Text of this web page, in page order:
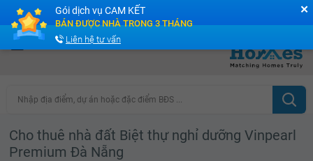
Cộng đồng Môi giới bPRO
Nhập địa điểm, dự án hoặc đặc điểm BĐS ...
Cho thuê nhà đất Biệt thự nghỉ dưỡng Vinpearl
Premium Đà Nẵng
✕
Gói dịch vụ CAM KẾT
BÁN ĐƯỢC NHÀ TRONG 3 THÁNG
Liên hệ tư vấn